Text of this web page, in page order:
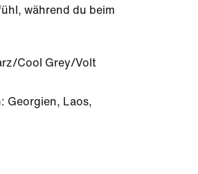
während du beim
Cool Grey/Volt
Georgien, Laos,